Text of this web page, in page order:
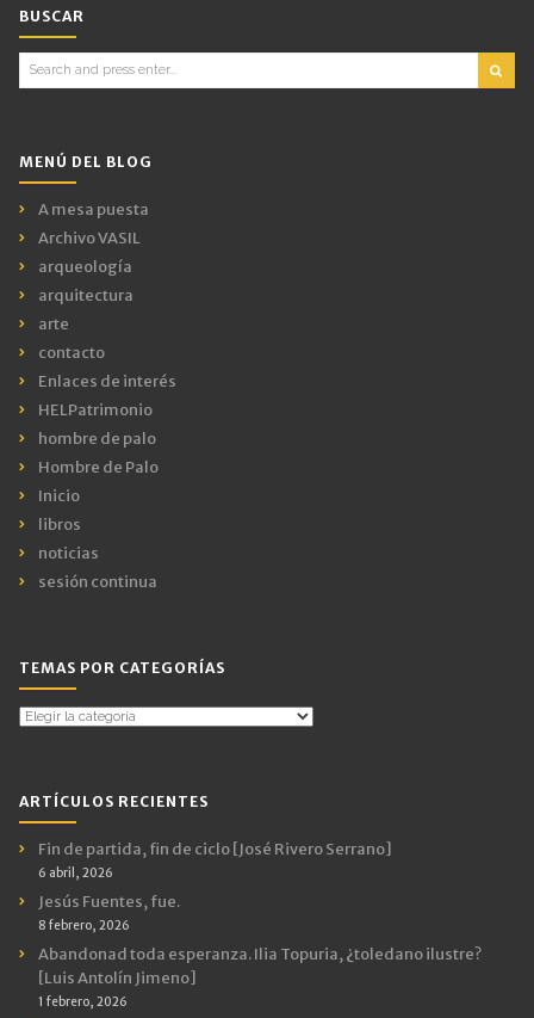
BUSCAR
Search
for:
MENÚ DEL BLOG
A mesa puesta
Archivo VASIL
arqueología
arquitectura
arte
contacto
Enlaces de interés
HELPatrimonio
hombre de palo
Hombre de Palo
Inicio
libros
noticias
sesión continua
TEMAS POR CATEGORÍAS
Temas
ARTÍCULOS RECIENTES
Fin de partida, fin de ciclo [José Rivero Serrano]
6 abril, 2026
Jesús Fuentes, fue.
8 febrero, 2026
Abandonad toda esperanza. Ilia Topuria, ¿toledano ilustre?
[Luis Antolín Jimeno]
1 febrero, 2026